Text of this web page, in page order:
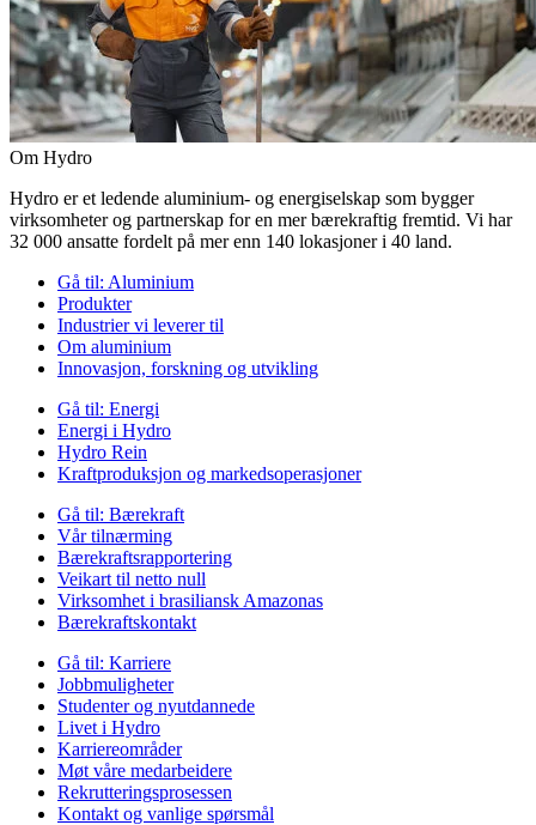
Om Hydro
Hydro er et ledende aluminium- og energiselskap som bygger
virksomheter og partnerskap for en mer bærekraftig fremtid. Vi har
32 000 ansatte fordelt på mer enn 140 lokasjoner i 40 land.
Gå til: Aluminium
Produkter
Industrier vi leverer til
Om aluminium
Innovasjon, forskning og utvikling
Gå til: Energi
Energi i Hydro
Hydro Rein
Kraftproduksjon og markedsoperasjoner
Gå til: Bærekraft
Vår tilnærming
Bærekraftsrapportering
Veikart til netto null
Virksomhet i brasiliansk Amazonas
Bærekraftskontakt
Gå til: Karriere
Jobbmuligheter
Studenter og nyutdannede
Livet i Hydro
Karriereområder
Møt våre medarbeidere
Rekrutteringsprosessen
Kontakt og vanlige spørsmål